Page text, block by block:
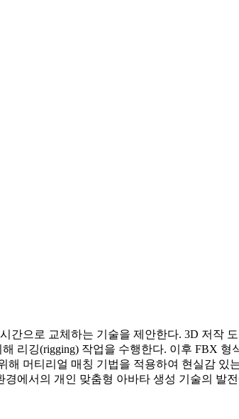
간으로 교체하는 기술을 제안한다. 3D 저작
리깅(rigging) 작업을 수행한다. 이후 FBX
머티리얼 매칭 기법을 적용하여 현실감
에서의 개인 맞춤형 아바타 생성 기술의 발